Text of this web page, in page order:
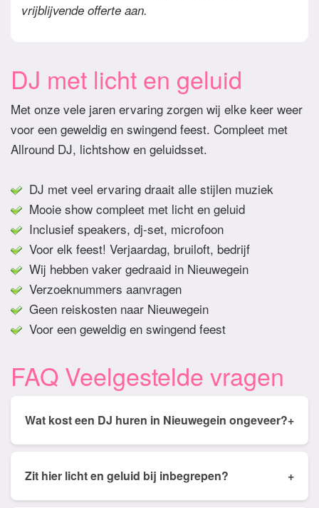
vrijblijvende offerte aan.
DJ met licht en geluid
Met onze vele jaren ervaring zorgen wij elke keer weer
voor een geweldig en swingend feest. Compleet met
Allround DJ, lichtshow en geluidsset.
DJ met veel ervaring draait alle stijlen muziek
Mooie show compleet met licht en geluid
Inclusief speakers, dj-set, microfoon
Voor elk feest! Verjaardag, bruiloft, bedrijf
Wij hebben vaker gedraaid in Nieuwegein
Verzoeknummers aanvragen
Geen reiskosten naar Nieuwegein
Voor een geweldig en swingend feest
FAQ Veelgestelde vragen
Wat kost een DJ huren in Nieuwegein ongeveer?+
gemiddeld tussen de € 350,- en € 950,- Prijs is
Zit hier licht en geluid bij inbegrepen? +